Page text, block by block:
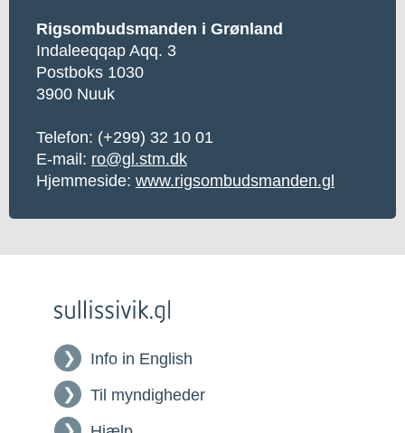
Rigsombudsmanden i Grønland
Indaleeqqap Aqq. 3
Postboks 1030
3900 Nuuk
Telefon: (+299) 32 10 01
E-mail: ro@gl.stm.dk
Hjemmeside: www.rigsombudsmanden.gl
Info in English
Til myndigheder